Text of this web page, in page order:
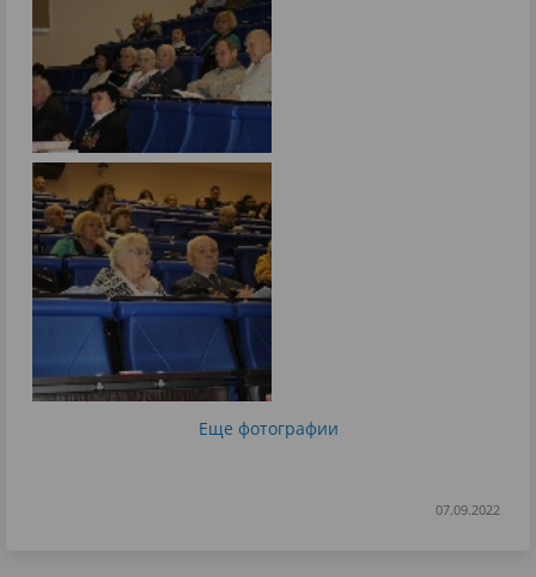
Еще фотографии
07.09.2022